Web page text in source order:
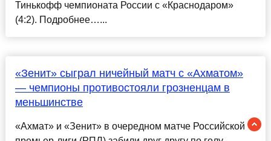
Тинькофф чемпионата России с «Краснодаром»
(4:2). Подробнее…...
«Зенит» сыграл ничейный матч с «Ахматом»
— чемпионы противостояли грозненцам в
меньшинстве
«Ахмат» и «Зенит» в очередном матче Российской